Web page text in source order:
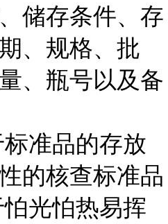
储存条件、存
、规格、批
、瓶号以及备
准品的存放
的核查标准品
光怕热易挥